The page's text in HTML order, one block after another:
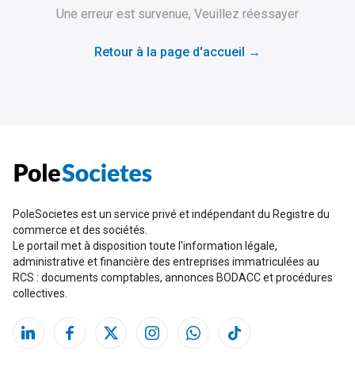
Une erreur est survenue, Veuillez réessayer
Retour à la page d'accueil →
PoleSocietes est un service privé et indépendant du Registre du
commerce et des sociétés.
Le portail met à disposition toute l'information légale,
administrative et financière des entreprises immatriculées au
RCS : documents comptables, annonces BODACC et procédures
collectives.